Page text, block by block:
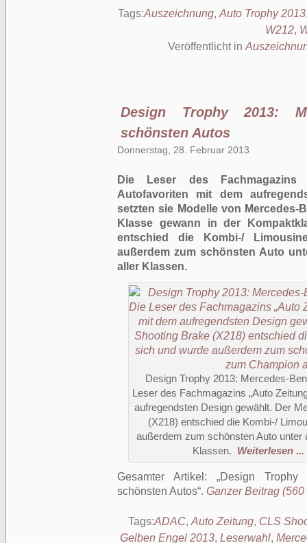
Tags:Auszeichnung, Auto Trophy 2013
W212,
Veröffentlicht in
Design Trophy 2013:
schönsten Autos
Donnerstag, 28. Februar 2013
Die Leser des
Autofavoriten mit dem
setzten sie Modelle von Mercedes-
Klasse gewann in der
entschied die Kombi-/
außerdem zum schönsten Auto
aller Klassen.
Design Trophy 2013: Mercedes-
Leser des Fachmagazins „Auto
aufregendsten Design gewählt. Der
(X218) entschied die Kombi-/
außerdem zum schönsten Auto unter
Klassen.
Weiterlesen ...
Gesamter Artikel:
Design Trophy
schönsten Autos . Ganzer Beitrag
Tags:ADAC, Auto Zeitung, CLS
Gelben Engel 2013, Leserwahl,